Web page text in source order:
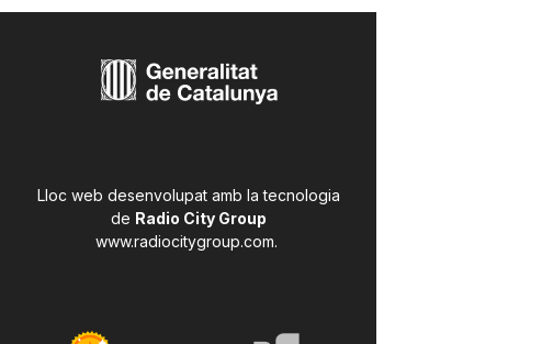
Lloc web desenvolupat amb la tecnologia
de Radio City Group
www.radiocitygroup.com.